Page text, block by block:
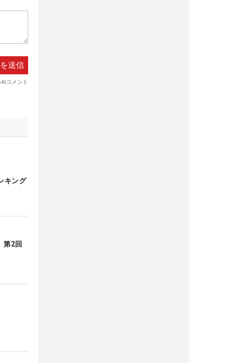
キング
第2回